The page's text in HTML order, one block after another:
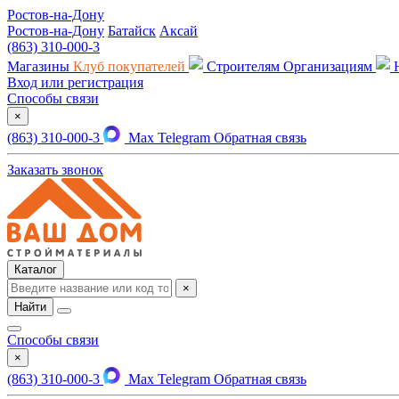
Ростов-на-Дону
Ростов-на-Дону Батайск Аксай
(863) 310-000-3
Магазины Клуб покупателей Строителям Организациям
Вход или регистрация
Способы связи
×
(863) 310-000-3 Max Telegram Обратная связь
Заказать звонок
Каталог
×
Найти
Способы связи
×
(863) 310-000-3 Max Telegram Обратная связь